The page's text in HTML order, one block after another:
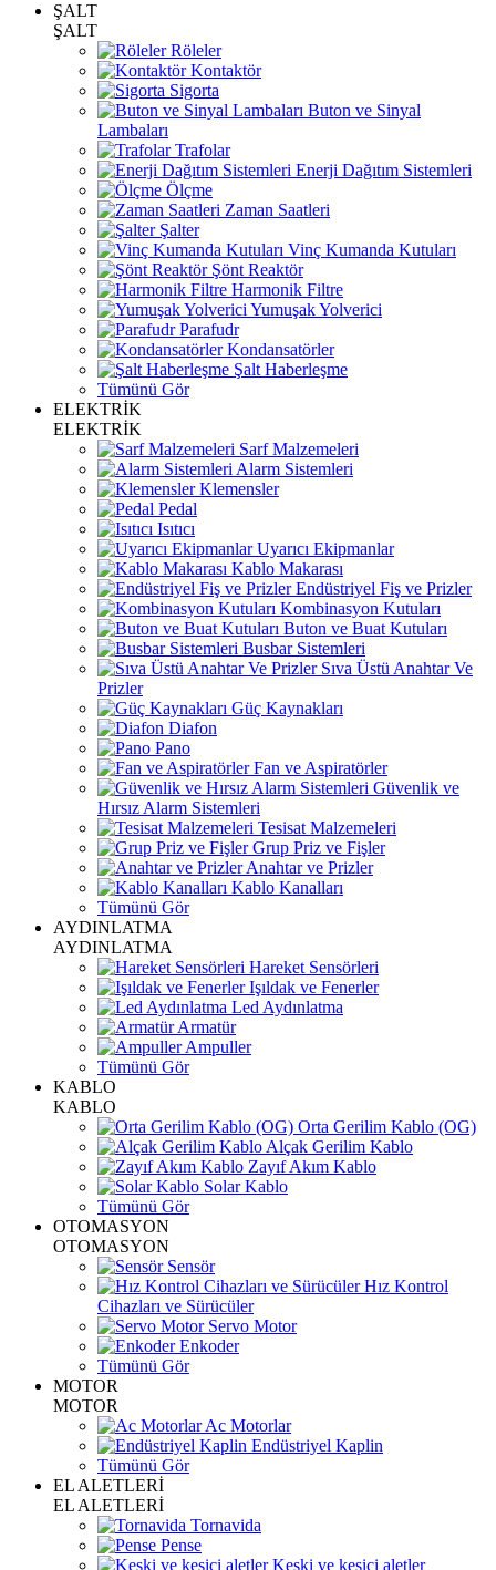
ŞALT
ŞALT
Röleler
Kontaktör
Sigorta
Buton ve Sinyal
Lambaları
Trafolar
Enerji Dağıtım Sistemleri
Ölçme
Zaman Saatleri
Şalter
Vinç Kumanda Kutuları
Şönt Reaktör
Harmonik Filtre
Yumuşak Yolverici
Parafudr
Kondansatörler
Şalt Haberleşme
Tümünü Gör
ELEKTRİK
ELEKTRİK
Sarf Malzemeleri
Alarm Sistemleri
Klemensler
Pedal
Isıtıcı
Uyarıcı Ekipmanlar
Kablo Makarası
Endüstriyel Fiş ve Prizler
Kombinasyon Kutuları
Buton ve Buat Kutuları
Busbar Sistemleri
Sıva Üstü Anahtar Ve
Prizler
Güç Kaynakları
Diafon
Pano
Fan ve Aspiratörler
Güvenlik ve
Hırsız Alarm Sistemleri
Tesisat Malzemeleri
Grup Priz ve Fişler
Anahtar ve Prizler
Kablo Kanalları
Tümünü Gör
AYDINLATMA
AYDINLATMA
Hareket Sensörleri
Işıldak ve Fenerler
Led Aydınlatma
Armatür
Ampuller
Tümünü Gör
KABLO
KABLO
Orta Gerilim Kablo (OG)
Alçak Gerilim Kablo
Zayıf Akım Kablo
Solar Kablo
Tümünü Gör
OTOMASYON
OTOMASYON
Sensör
Hız Kontrol
Cihazları ve Sürücüler
Servo Motor
Enkoder
Tümünü Gör
MOTOR
MOTOR
Ac Motorlar
Endüstriyel Kaplin
Tümünü Gör
EL ALETLERİ
EL ALETLERİ
Tornavida
Pense
Keski ve kesici aletler